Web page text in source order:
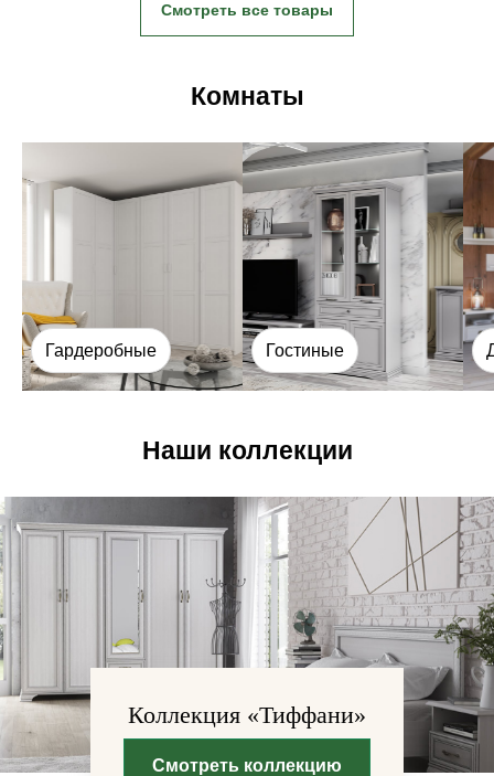
Смотреть все товары
Комнаты
Гардеробные Гостиные
Наши коллекции
Коллекция «Тиффани»
Смотреть коллекцию